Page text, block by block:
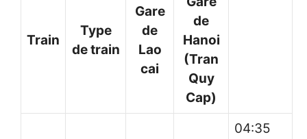
Train
Type
de train
Gare
de
Lao
cai
de
Hanoi
(Tran
Quy
Cap)
04:35